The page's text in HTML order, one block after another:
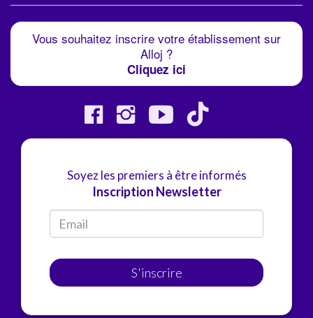
Vous souhaitez inscrire votre établissement sur
Alloj ?
Cliquez ici
Soyez les premiers à être informés
Inscription Newsletter
S'inscrire